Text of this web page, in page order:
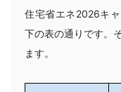
住宅省エネ2026キ
下の表の通りです。
ます。